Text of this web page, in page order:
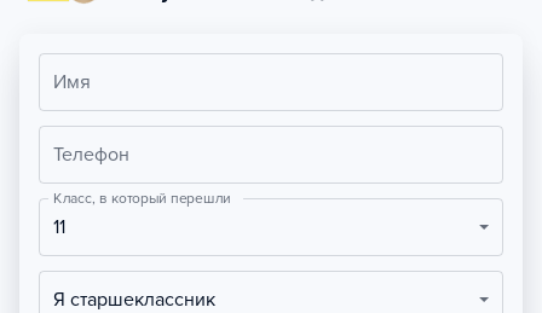
Имя
Телефон
Класс, в который перешли
11
Я старшеклассник